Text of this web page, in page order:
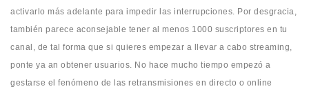
activarlo más adelante para impedir las interrupciones. Por desgracia,
también parece aconsejable tener al menos 1000 suscriptores en tu
canal, de tal forma que si quieres empezar a llevar a cabo streaming,
ponte ya an obtener usuarios. No hace mucho tiempo empezó a
gestarse el fenómeno de las retransmisiones en directo o online